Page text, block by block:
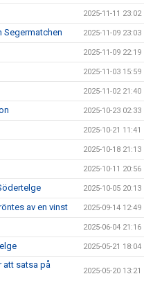
2025-11-11 23:02
Segermatchen 2025-11-09 23:03
2025-11-09 22:19
2025-11-03 15:59
2025-11-02 21:40
2025-10-23 02:33
2025-10-21 11:41
2025-10-18 21:13
2025-10-11 20:56
2025-10-05 20:13
av en vinst 2025-09-14 12:49
2025-06-04 21:16
2025-05-21 18:04
att satsa på
2025-05-20 13:21